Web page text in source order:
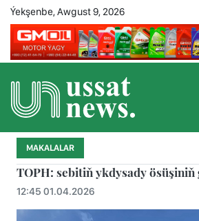
Ýekşenbe, Awgust 9, 2026
MAKALALAR
TOPH: sebitiň ykdysady ösüşiniň
12:45 01.04.2026